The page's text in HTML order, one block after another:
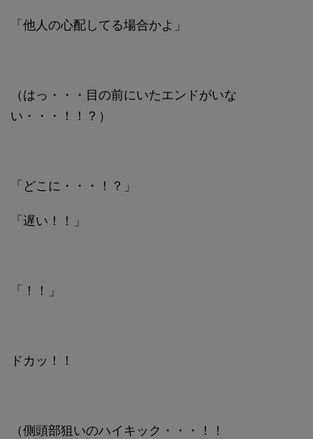
「他人の心配してる場合かよ」
（はっ・・・目の前にいたエンドがいな
い・・・！！？）
「どこに・・・！？」
「遅い！！」
「！！」
ドカッ！！
（側頭部狙いのハイキック・・・！！